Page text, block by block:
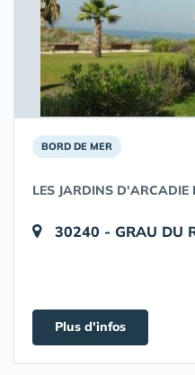
BORD DE MER
LES JARDINS D'ARCADIE
30240 - GRAU DU
Plus d'infos